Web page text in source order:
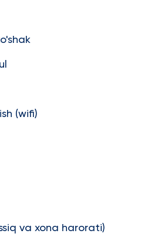
(wifi)
va xona harorati)